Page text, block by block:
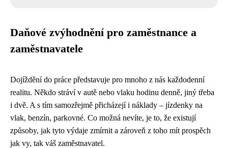
Daňové zvýhodnění pro zaměstnance a
zaměstnavatele
Dojíždění do práce představuje pro mnoho z nás každodenní
realitu. Někdo stráví v autě nebo vlaku hodinu denně, jiný třeba
i dvě. A s tím samozřejmě přicházejí i náklady – jízdenky na
vlak, benzín, parkovné. Co možná nevíte, je to, že existují
způsoby, jak tyto výdaje zmírnit a zároveň z toho mít prospěch
jak vy, tak váš zaměstnavatel.